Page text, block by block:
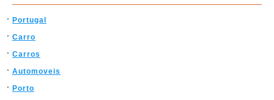
Portugal
Carro
Carros
Automoveis
Porto